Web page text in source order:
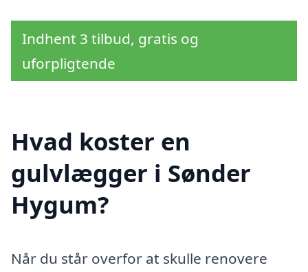
Indhent 3 tilbud, gratis og
uforpligtende
Hvad koster en
gulvlægger i Sønder
Hygum?
Når du står overfor at skulle renovere